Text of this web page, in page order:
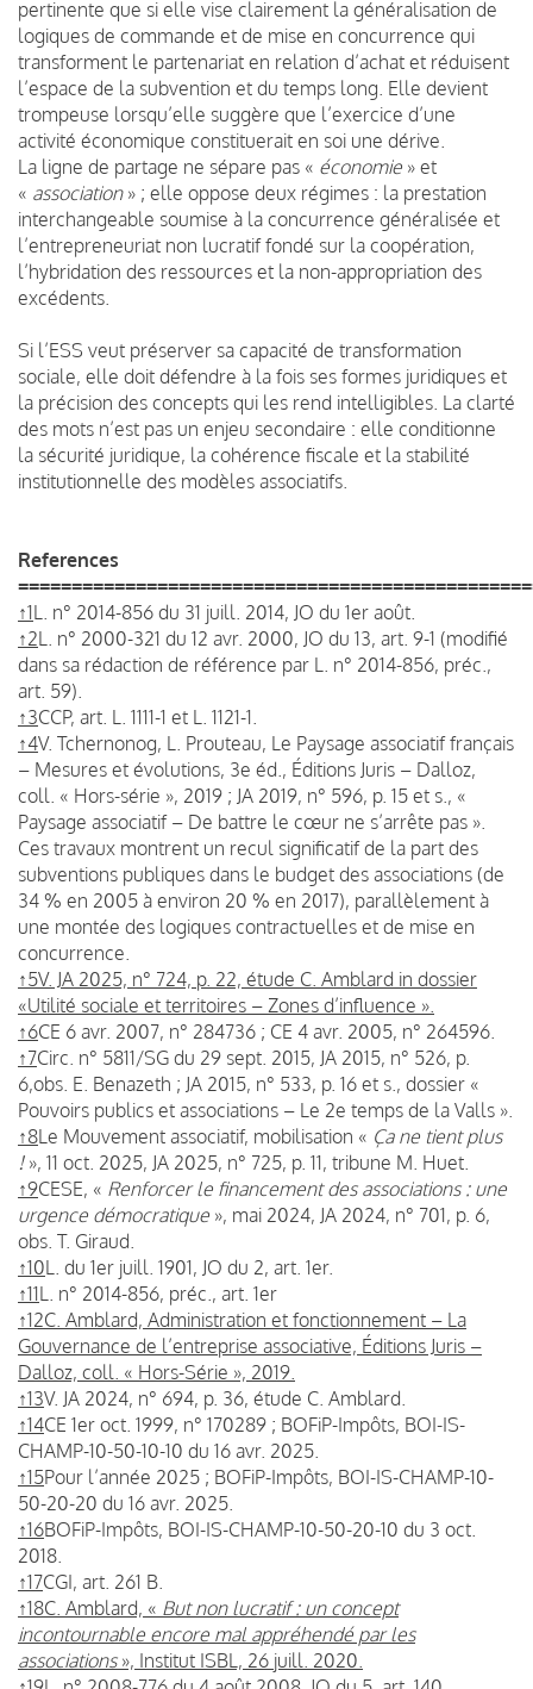
pertinente que si elle vise clairement la généralisation de
logiques de commande et de mise en concurrence qui
transforment le partenariat en relation d’achat et réduisent
l’espace de la subvention et du temps long. Elle devient
trompeuse lorsqu’elle suggère que l’exercice d’une
activité économique constituerait en soi une dérive.
La ligne de partage ne sépare pas « économie » et
« association» ; elle oppose deux régimes : la prestation
interchangeable soumise à la concurrence généralisée et
l’entrepreneuriat non lucratif fondé sur la coopération,
l’hybridation des ressources et la non-appropriation des
excédents.
Si l’ESS veut préserver sa capacité de transformation
sociale, elle doit défendre à la fois ses formes juridiques et
la précision des concepts qui les rend intelligibles. La clarté
des mots n’est pas un enjeu secondaire : elle conditionne
la sécurité juridique, la cohérence fiscale et la stabilité
institutionnelle des modèles associatifs.
References
↑1L. n° 2014-856 du 31 juill. 2014, JO du 1er août.
↑2L. n° 2000-321 du 12 avr. 2000, JO du 13, art. 9-1 (modifié
dans sa rédaction de référence par L. n° 2014-856, préc.,
art. 59).
↑3CCP, art. L. 1111-1 et L. 1121-1.
↑4V. Tchernonog, L. Prouteau, Le Paysage associatif français
– Mesures et évolutions, 3e éd., Éditions Juris – Dalloz,
coll. « Hors-série », 2019 ; JA 2019, n° 596, p. 15 et s., «
Paysage associatif – De battre le cœur ne s’arrête pas ».
Ces travaux montrent un recul significatif de la part des
subventions publiques dans le budget des associations (de
34 % en 2005 à environ 20 % en 2017), parallèlement à
une montée des logiques contractuelles et de mise en
concurrence.
↑5V. JA 2025, n° 724, p. 22, étude C. Amblard in dossier
«Utilité sociale et territoires – Zones d’influence ».
↑6CE 6 avr. 2007, n° 284736 ; CE 4 avr. 2005, n° 264596.
↑7Circ. n° 5811/SG du 29 sept. 2015, JA 2015, n° 526, p.
6,obs. E. Benazeth ; JA 2015, n° 533, p. 16 et s., dossier «
Pouvoirs publics et associations – Le 2e temps de la Valls ».
↑8Le Mouvement associatif, mobilisation « Ça ne tient plus
!», 11 oct. 2025, JA 2025, n° 725, p. 11, tribune M. Huet.
↑9CESE, « Renforcer le financement des associations : une
urgence démocratique », mai 2024, JA 2024, n° 701, p. 6,
obs. T. Giraud.
↑10L. du 1er juill. 1901, JO du 2, art. 1er.
↑11L. n° 2014-856, préc., art. 1er
↑12C. Amblard, Administration et fonctionnement – La
Gouvernance de l’entreprise associative, Éditions Juris –
Dalloz, coll. « Hors-Série », 2019.
↑13V. JA 2024, n° 694, p. 36, étude C. Amblard.
↑14CE 1er oct. 1999, n° 170289 ; BOFiP-Impôts, BOI-IS-
CHAMP-10-50-10-10 du 16 avr. 2025.
↑15Pour l’année 2025 ; BOFiP-Impôts, BOI-IS-CHAMP-10-
50-20-20 du 16 avr. 2025.
↑16BOFiP-Impôts, BOI-IS-CHAMP-10-50-20-10 du 3 oct.
2018.
↑17CGI, art. 261 B.
↑18C. Amblard, « But non lucratif : un concept
incontournable encore mal appréhendé par les
associations», Institut ISBL, 26 juill. 2020.